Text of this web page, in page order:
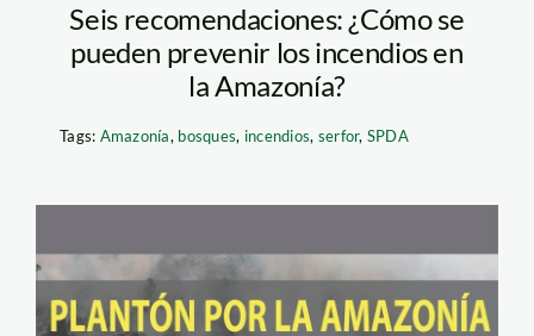
Seis recomendaciones: ¿Cómo se
pueden prevenir los incendios en
la Amazonía?
Tags: Amazonía, bosques, incendios, serfor, SPDA
planton-amazonia